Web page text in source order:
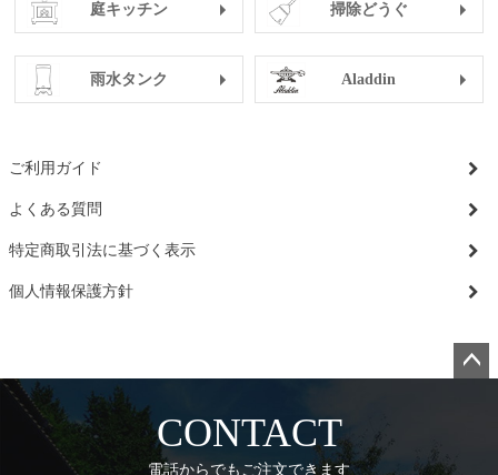
庭キッチン 掃除どうぐ
雨水タンク Aladdin
ご利用ガイド
よくある質問
特定商取引法に基づく表示
個人情報保護方針
へ
CONTACT
電話からでもご注文できます